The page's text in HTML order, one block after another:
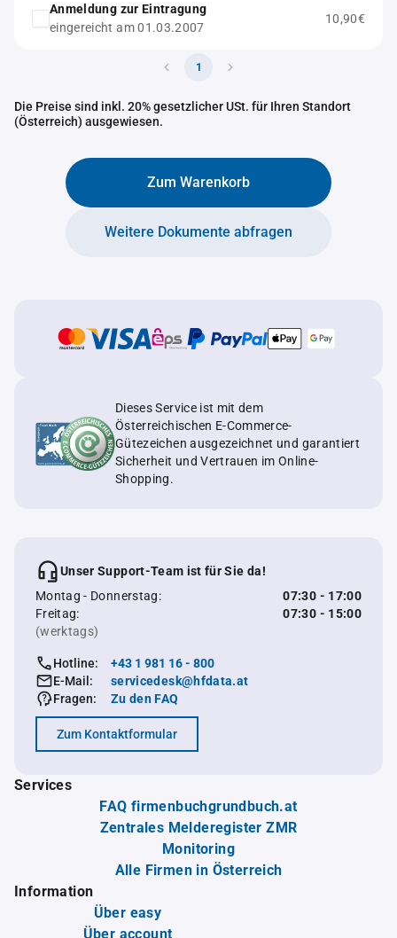
Anmeldung zur Eintragung
eingereicht am 01.03.2007
10,90€
1
Die Preise sind inkl. 20% gesetzlicher USt. für Ihren Standort
(Österreich) ausgewiesen.
Zum Warenkorb
Weitere Dokumente abfragen
Dieses Service ist mit dem
Österreichischen E-Commerce-
Gütezeichen ausgezeichnet und garantiert
Sicherheit und Vertrauen im Online-
Shopping.
Unser Support-Team ist für Sie da!
Montag - Donnerstag:
07:30 - 17:00
Freitag:
07:30 - 15:00
(werktags)
Hotline:
+43 1 981 16 - 800
E-Mail:
servicedesk@hfdata.at
Fragen:
Zu den FAQ
Zum Kontaktformular
Services
FAQ firmenbuchgrundbuch.at
Zentrales Melderegister ZMR
Monitoring
Alle Firmen in Österreich
Information
Über easy
Über account